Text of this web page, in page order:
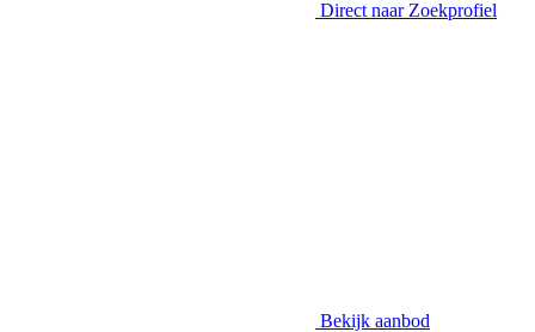
Direct naar Zoekprofiel
Bekijk aanbod